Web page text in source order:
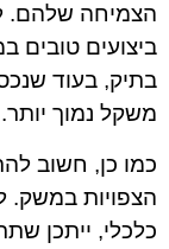
הצמיחה שלהם.
ביצועים טובים
בתיק, בעוד
משקל נמוך יותר.
כמו כן, חשוב
הצפויות במשק.
כלכלי, ייתכן